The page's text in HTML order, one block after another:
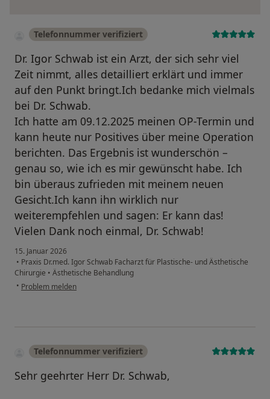
Telefonnummer verifiziert
Dr. Igor Schwab ist ein Arzt, der sich sehr viel
Zeit nimmt, alles detailliert erklärt und immer
auf den Punkt bringt.Ich bedanke mich vielmals
bei Dr. Schwab.
Ich hatte am 09.12.2025 meinen OP-Termin und
kann heute nur Positives über meine Operation
berichten. Das Ergebnis ist wunderschön –
genau so, wie ich es mir gewünscht habe. Ich
bin überaus zufrieden mit meinem neuen
Gesicht.Ich kann ihn wirklich nur
weiterempfehlen und sagen: Er kann das!
Vielen Dank noch einmal, Dr. Schwab!
15. Januar 2026
• Praxis Dr.med. Igor Schwab Facharzt für Plastische- und Ästhetische
Chirurgie • Ästhetische Behandlung
• Problem melden
Telefonnummer verifiziert
Sehr geehrter Herr Dr. Schwab,